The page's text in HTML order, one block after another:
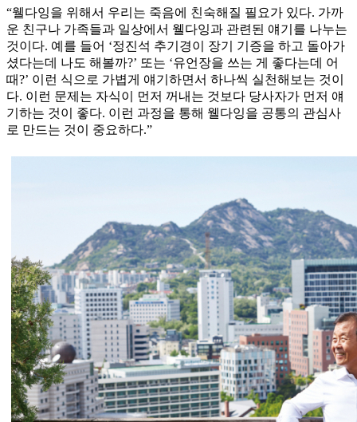
“웰다잉을 위해서 우리는 죽음에 친숙해질 필요가 있다. 가까
운 친구나 가족들과 일상에서 웰다잉과 관련된 얘기를 나누는
것이다. 예를 들어 ‘정진석 추기경이 장기 기증을 하고 돌아가
셨다는데 나도 해볼까?’ 또는 ‘유언장을 쓰는 게 좋다는데 어
때?’ 이런 식으로 가볍게 얘기하면서 하나씩 실천해보는 것이
다. 이런 문제는 자식이 먼저 꺼내는 것보다 당사자가 먼저 얘
기하는 것이 좋다. 이런 과정을 통해 웰다잉을 공통의 관심사
로 만드는 것이 중요하다.”